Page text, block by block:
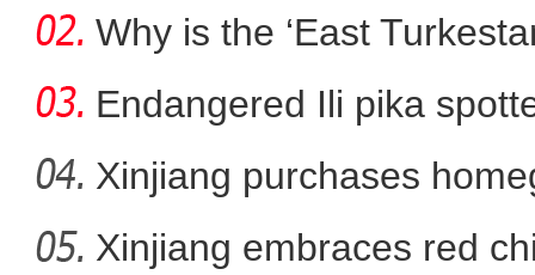
阿拉山口口岸入境中欧班列
rootless g
Why is the ‘East
Endangered Ili pika
Xinjiang purchases
f
Xinjiang embraces red